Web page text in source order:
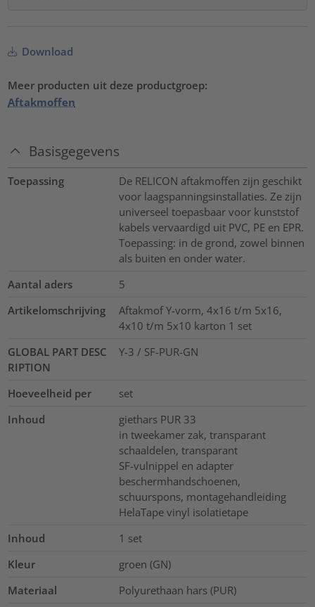
Download
Meer producten uit deze productgroep:
Aftakmoffen
Basisgegevens
Toepassing
De RELICON aftakmoffen zijn geschikt
voor laagspanningsinstallaties. Ze zijn
universeel toepasbaar voor kunststof
kabels vervaardigd uit PVC, PE en EPR.
Toepassing: in de grond, zowel binnen
als buiten en onder water.
Aantal aders
5
Artikelomschrijving
Aftakmof Y-vorm, 4x16 t/m 5x16,
4x10 t/m 5x10 karton 1 set
GLOBAL PART DESC
RIPTION
Y-3 / SF-PUR-GN
Hoeveelheid per
set
Inhoud
giethars PUR 33
in tweekamer zak, transparant
schaaldelen, transparant
SF-vulnippel en adapter
beschermhandschoenen,
schuurspons, montagehandleiding
HelaTape vinyl isolatietape
Inhoud
1 set
Kleur
groen (GN)
Materiaal
Polyurethaan hars (PUR)